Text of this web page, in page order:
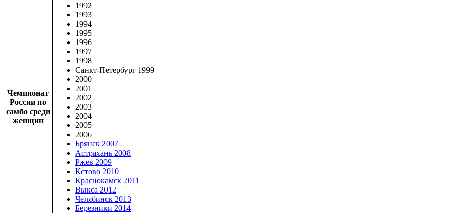
Чемпионат
России по
самбо среди
женщин
1992
1993
1994
1995
1996
1997
1998
Санкт-Петербург 1999
2000
2001
2002
2003
2004
2005
2006
Брянск 2007
Астрахань 2008
Ржев 2009
Кстово 2010
Краснокамск 2011
Выкса 2012
Челябинск 2013
Березники 2014